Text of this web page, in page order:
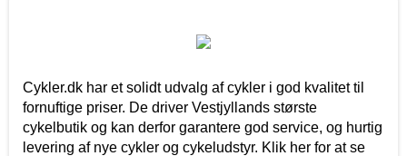
Cykler.dk har et solidt udvalg af cykler i god kvalitet til
fornuftige priser. De driver Vestjyllands største
cykelbutik og kan derfor garantere god service, og hurtig
levering af nye cykler og cykeludstyr. Klik her for at se